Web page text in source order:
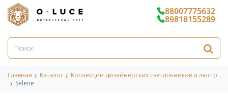
88007775632
89818155289
Главная Каталог
Коллекции дизайнерских светильников и люстр
Selene